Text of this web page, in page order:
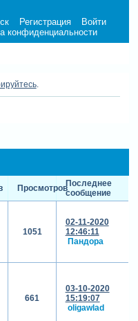
Регистрация
Войти
конфиденциальности
.
ПросмотровПоследнее
сообщение
1051
02-11-2020
12:46:11
Пандора
661
03-10-2020
15:19:07
oligawlad